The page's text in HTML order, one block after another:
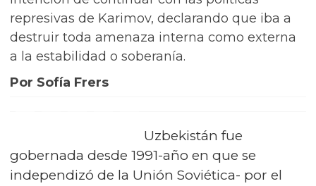
represivas de Karimov, declarando que iba a
destruir toda amenaza interna como externa
a la estabilidad o soberanía.
Por Sofía Frers
Uzbekistán fue
gobernada desde 1991-año en que se
independizó de la Unión Soviética- por el